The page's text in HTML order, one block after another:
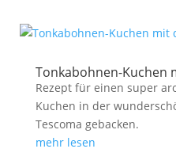
Tonkabohnen-Kuchen
Rezept für einen super
Kuchen in der
Tescoma gebacken.
mehr lesen